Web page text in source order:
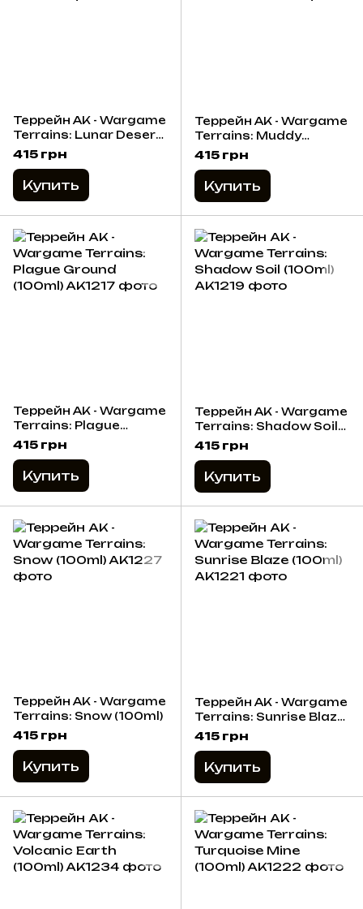
Террейн AK - Wargame
Terrains: Lunar Desert
(100ml)
415 грн
Купить
Террейн AK - Wargame
Terrains: Muddy
Ground (100ml)
415 грн
Купить
Террейн AK - Wargame
Terrains: Plague
Ground (100ml)
415 грн
Купить
Террейн AK - Wargame
Terrains: Shadow Soil
(100ml)
415 грн
Купить
Террейн AK - Wargame
Terrains: Snow (100ml)
415 грн
Купить
Террейн AK - Wargame
Terrains: Sunrise Blaze
(100ml)
415 грн
Купить